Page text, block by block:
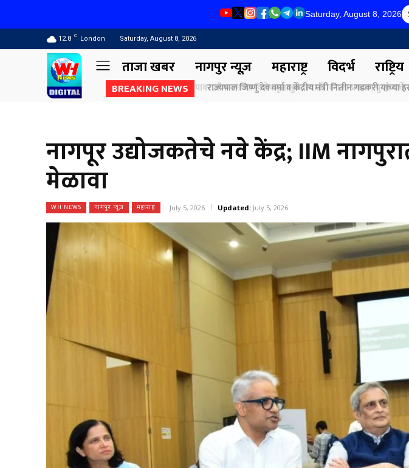
Saturday, August 8, 2026
12.8 C London Saturday, August 8, 2026
ताजा खबर नागपुर न्यूज़ महाराष्ट्र विदर्भ राष्ट्रिय
BREAKING NEWS राज्यपाल जिष्णु देव वर्मा व केंद्रीय मंत्री नितीन गडकरी यांच्या
नागपूर उद्योजकतेचे नवे केंद्र; IIM
मेळावा
WH NEWS नागपुर न्यूज़ महाराष्ट्र July 5, 2026 Updated: July 5, 2026